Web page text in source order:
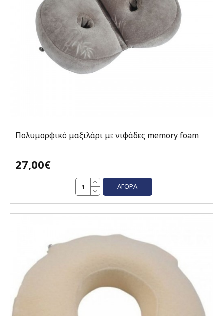
Πολυμορφικό μαξιλάρι με νιφάδες memory foam
27,00€
ΑΓΟΡΆ